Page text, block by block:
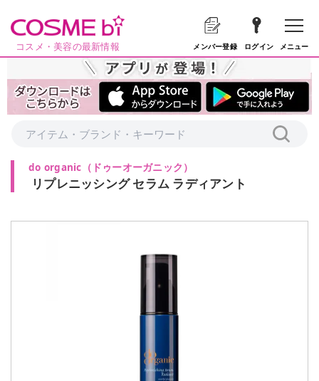
コスメ・美容の最新情報 メンバー登録 ログイン メニュー
do organic （ ドゥーオーガニック ）
リプレニッシング セラム ラディアント